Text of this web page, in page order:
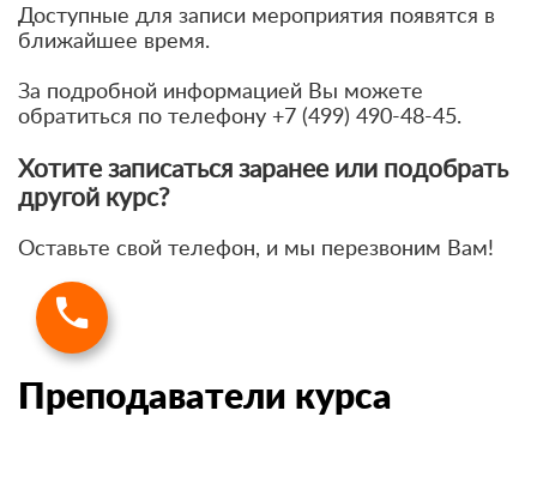
Доступные для записи мероприятия появятся в
ближайшее время.
За подробной информацией Вы можете
обратиться по телефону +7 (499) 490-48-45.
Хотите записаться заранее или подобрать
другой курс?
Оставьте свой телефон, и мы перезвоним Вам!
Преподаватели курса